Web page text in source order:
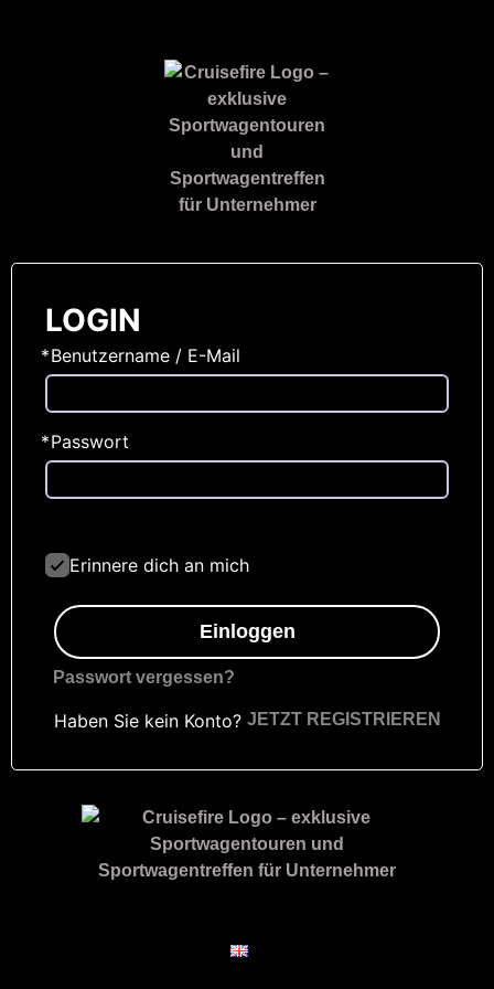
LOGIN
*Benutzername / E-Mail
*Passwort
Erinnere dich an mich
Einloggen
Passwort vergessen?
Haben Sie kein Konto? JETZT REGISTRIEREN